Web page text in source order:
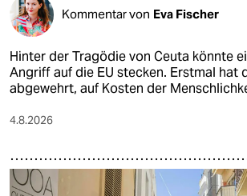
Kommentar von Eva Fischer
Hinter der Tragödie von Ceuta könnte
Angriff auf die EU stecken. Erstmal hat
abgewehrt, auf Kosten der
4.8.2026